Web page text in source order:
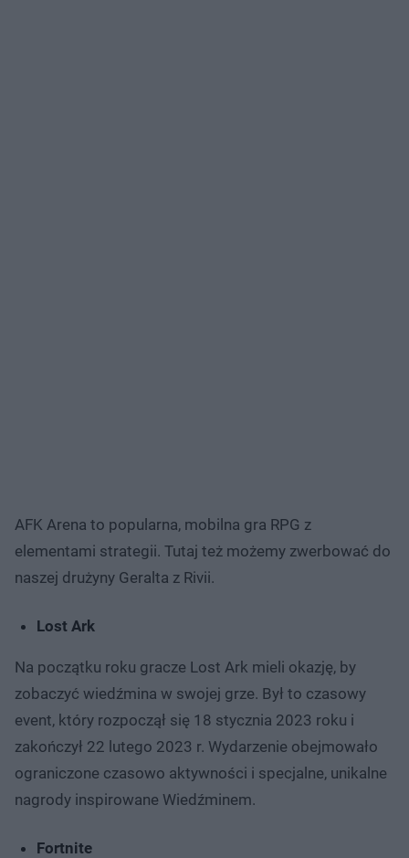
AFK Arena to popularna, mobilna gra RPG z
elementami strategii. Tutaj też możemy zwerbować do
naszej drużyny Geralta z Rivii.
Lost Ark
Na początku roku gracze Lost Ark mieli okazję, by
zobaczyć wiedźmina w swojej grze. Był to czasowy
event, który rozpoczął się 18 stycznia 2023 roku i
zakończył 22 lutego 2023 r. Wydarzenie obejmowało
ograniczone czasowo aktywności i specjalne, unikalne
nagrody inspirowane Wiedźminem.
Fortnite